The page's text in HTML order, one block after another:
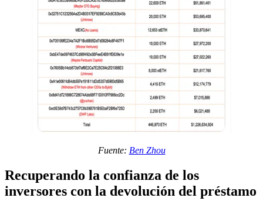
Fuente: Ben Zhou
Recuperando la confianza de los
inversores con la devolución del préstamo